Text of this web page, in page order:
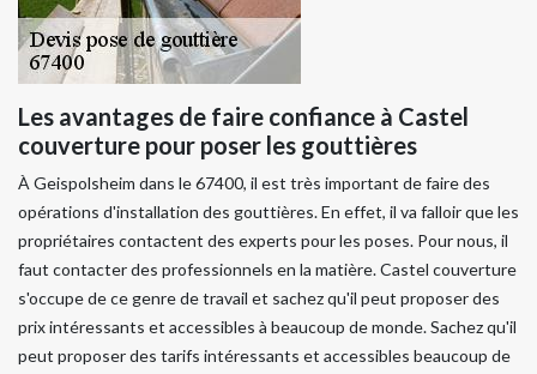
Les avantages de faire confiance à Castel
couverture pour poser les gouttières
À Geispolsheim dans le 67400, il est très important de faire des
opérations d'installation des gouttières. En effet, il va falloir que les
propriétaires contactent des experts pour les poses. Pour nous, il
faut contacter des professionnels en la matière. Castel couverture
s'occupe de ce genre de travail et sachez qu'il peut proposer des
prix intéressants et accessibles à beaucoup de monde. Sachez qu'il
peut proposer des tarifs intéressants et accessibles beaucoup de